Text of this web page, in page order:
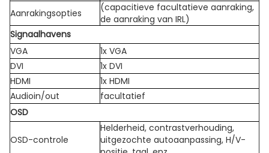
Aanrakingsopties
(capacitieve facultatieve aanraking,
de aanraking van IRL)
Signaalhavens
VGA
1x VGA
DVI
1x DVI
HDMI
1x HDMI
Audioin/out
facultatief
OSD
OSD-controle
Helderheid, contrastverhouding,
uitgezochte autoaanpassing, H/V-